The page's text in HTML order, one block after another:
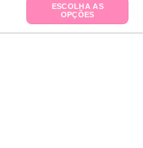
ESCOLHA AS
OPÇÕES